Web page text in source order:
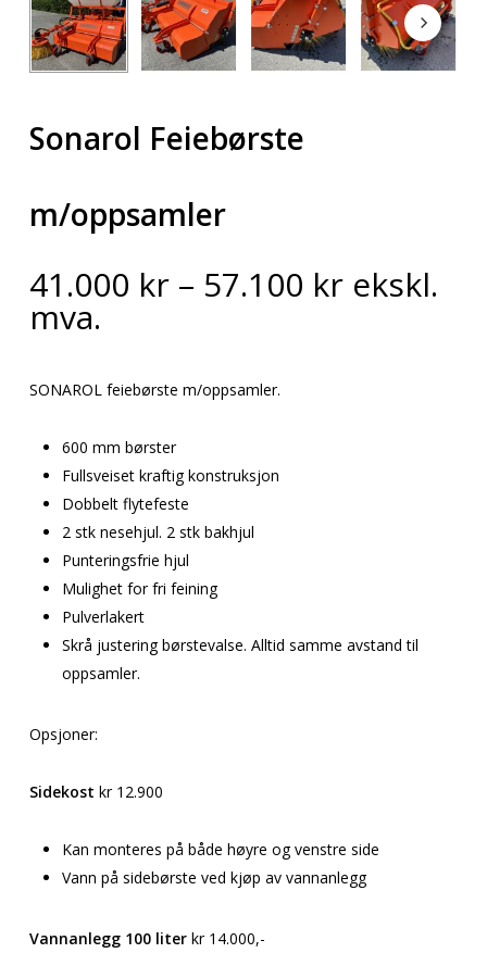
Sonarol Feiebørste
m/oppsamler
41.000 kr – 57.100 kr ekskl.
mva.
SONAROL feiebørste m/oppsamler.
600 mm børster
Fullsveiset kraftig konstruksjon
Dobbelt flytefeste
2 stk nesehjul. 2 stk bakhjul
Punteringsfrie hjul
Mulighet for fri feining
Pulverlakert
Skrå justering børstevalse. Alltid samme avstand til
oppsamler.
Opsjoner:
Sidekost kr 12.900
Kan monteres på både høyre og venstre side
Vann på sidebørste ved kjøp av vannanlegg
Vannanlegg 100 literkr 14.000,-